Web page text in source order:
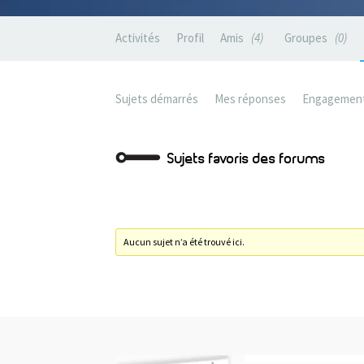
Activités Profil Amis 4 Groupes 0
Sujets démarrés Mes réponses
Sujets favoris des forums
Aucun sujet n’a été trouvé ici.